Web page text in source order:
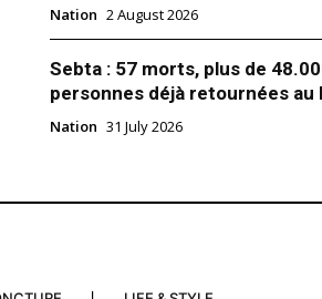
Nation 2 August 2026
Sebta : 57 morts, plus de
personnes déjà retournées au
Nation 31 July 2026